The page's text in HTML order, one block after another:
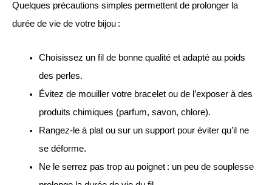
Quelques précautions simples permettent de prolonger la
durée de vie de votre bijou :
Choisissez un fil de bonne qualité et adapté au poids
des perles.
Évitez de mouiller votre bracelet ou de l’exposer à des
produits chimiques (parfum, savon, chlore).
Rangez-le à plat ou sur un support pour éviter qu’il ne
se déforme.
Ne le serrez pas trop au poignet : un peu de souplesse